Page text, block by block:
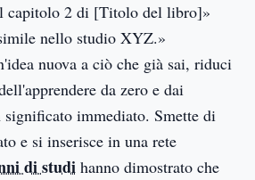
capitolo 2 di [Titolo del libro]»
nello studio XYZ.»
nuova a ciò che già sai, riduci
da zero e dai
immediato. Smette di
e si inserisce in una rete
di studi hanno dimostrato che